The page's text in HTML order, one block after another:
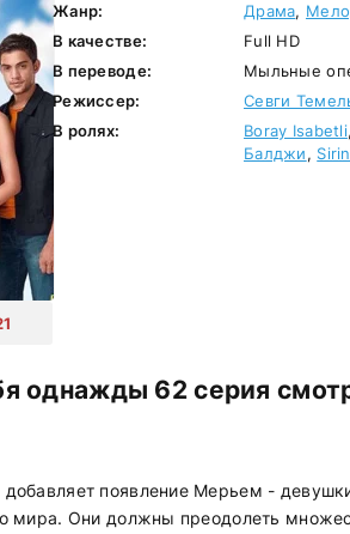
Жанр:
Драма,
В качестве:
Full HD
В переводе:
Мыльные
Режиссер:
Севги
В ролях:
Boray Isabetli,
Балджи,
однажды 62 серия
появление Мерьем -
мира. Они должны преодолеть